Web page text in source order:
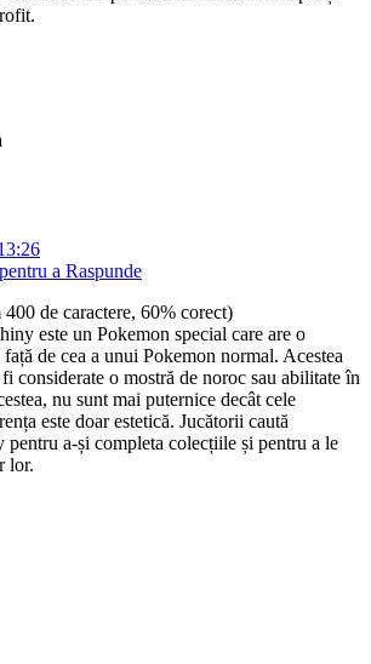
a Raspunde
de caractere, 60% corect)
este un Pokemon special care are o
de cea a unui Pokemon normal. Acestea
considerate o mostră de noroc sau abilitate în
nu sunt mai puternice decât cele
este doar estetică. Jucătorii caută
pentru a-și completa colecțiile și pentru a le
lor.